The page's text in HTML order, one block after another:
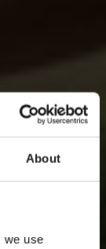
About
we use